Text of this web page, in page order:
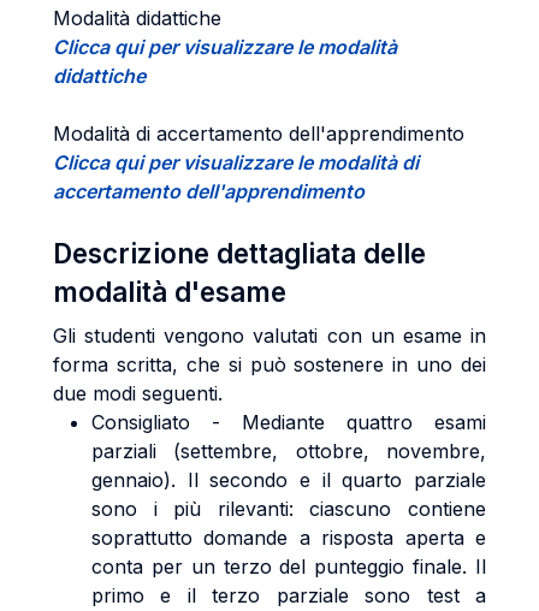
Modalità didattiche
Clicca qui per visualizzare le modalità
didattiche
Modalità di accertamento dell'apprendimento
Clicca qui per visualizzare le modalità di
accertamento dell'apprendimento
Descrizione dettagliata delle
modalità d'esame
Gli studenti vengono valutati con un esame in
forma scritta, che si può sostenere in uno dei
due modi seguenti.
Consigliato - Mediante quattro esami
parziali (settembre, ottobre, novembre,
gennaio). Il secondo e il quarto parziale
sono i più rilevanti: ciascuno contiene
soprattutto domande a risposta aperta e
conta per un terzo del punteggio finale. Il
primo e il terzo parziale sono test a